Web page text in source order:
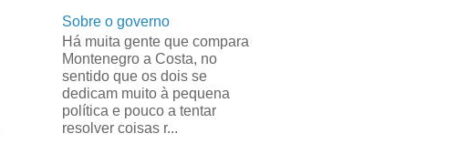
Sobre o governo
Há muita gente que compara
Montenegro a Costa, no
sentido que os dois se
dedicam muito à pequena
política e pouco a tentar
resolver coisas r...